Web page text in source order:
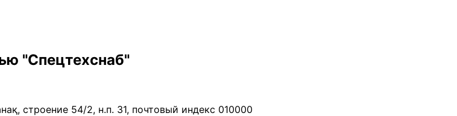
"Спецтехснаб"
строение 54/2, н.п. 31, почтовый индекс 010000